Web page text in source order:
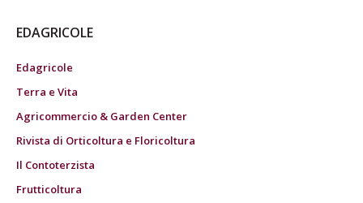
EDAGRICOLE
Edagricole
Terra e Vita
Agricommercio & Garden Center
Rivista di Orticoltura e Floricoltura
Il Contoterzista
Frutticoltura